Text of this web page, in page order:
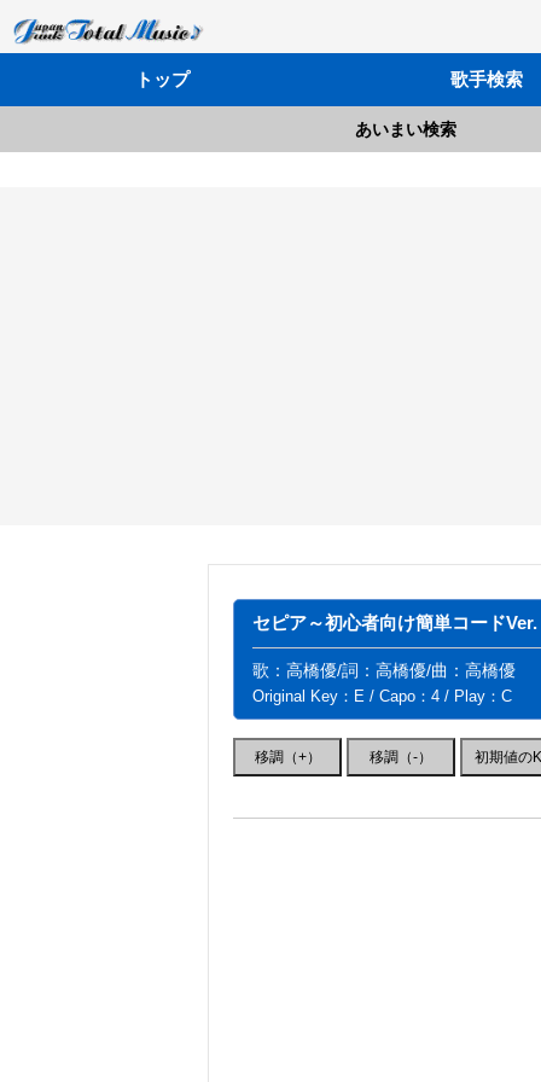
トップ 歌手検索
あいまい検索
セピア～初心者向け簡単コードVer.
歌：高橋優/詞：高橋優/曲：高橋優
Original Key：E / Capo：4 / Play：C